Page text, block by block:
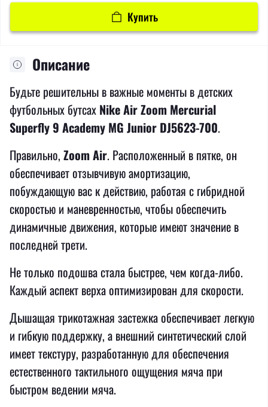
Купить
Описание
Будьте решительны в важные моменты в детских
футбольных бутсах Nike Air Zoom Mercurial
Superfly 9 Academy MG Junior DJ5623-700.
Правильно, Zoom Air. Расположенный в пятке, он
обеспечивает отзывчивую амортизацию,
побуждающую вас к действию, работая с гибридной
скоростью и маневренностью, чтобы обеспечить
динамичные движения, которые имеют значение в
последней трети.
Не только подошва стала быстрее, чем когда-либо.
Каждый аспект верха оптимизирован для скорости.
Дышащая трикотажная застежка обеспечивает легкую
и гибкую поддержку, а внешний синтетический слой
имеет текстуру, разработанную для обеспечения
естественного тактильного ощущения мяча при
быстром ведении мяча.